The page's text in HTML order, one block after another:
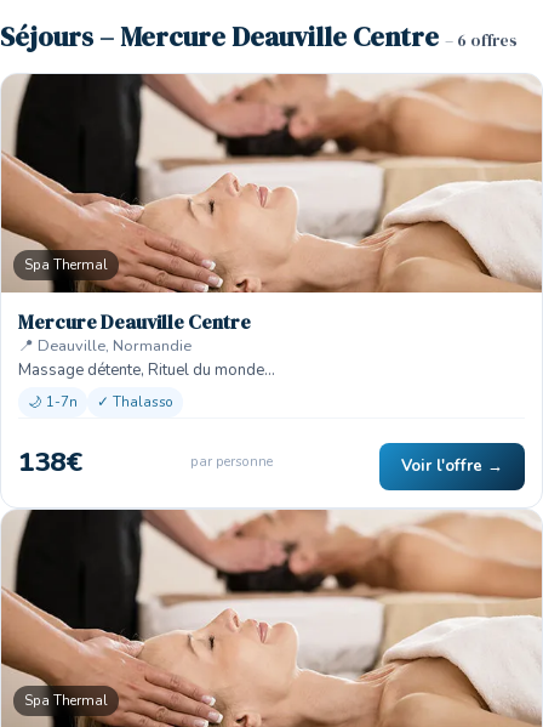
Séjours – Mercure Deauville Centre – 6 offres
Spa Thermal
Mercure Deauville Centre
📍 Deauville, Normandie
Massage détente, Rituel du monde…
🌙 1-7n ✓ Thalasso
138€ par personne Voir l'offre →
Spa Thermal